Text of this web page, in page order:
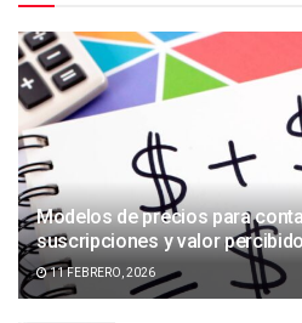
Modelos de precios para
suscripciones y valor
11 FEBRERO, 2026